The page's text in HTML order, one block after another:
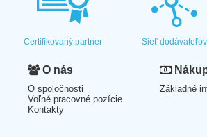
Certifikovaný partner Sieť dodávateľov
O nás
O spoločnosti
Voľné pracovné pozície
Kontakty
Základné